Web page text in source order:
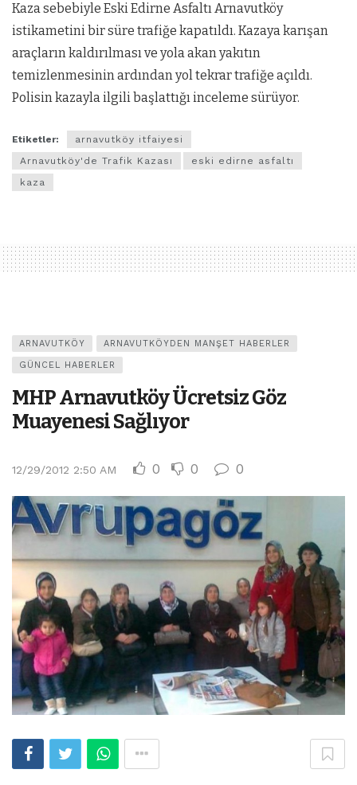
Kaza sebebiyle Eski Edirne Asfaltı Arnavutköy
istikametini bir süre trafiğe kapatıldı. Kazaya karışan
araçların kaldırılması ve yola akan yakıtın
temizlenmesinin ardından yol tekrar trafiğe açıldı.
Polisin kazayla ilgili başlattığı inceleme sürüyor.
Etiketler:
arnavutköy itfaiyesi
Arnavutköy'de Trafik Kazası
eski edirne asfaltı
kaza
ARNAVUTKÖY ARNAVUTKÖYDEN MANŞET HABERLER
GÜNCEL HABERLER
MHP Arnavutköy Ücretsiz Göz
Muayenesi Sağlıyor
12/29/2012 2:50 AM 0 0 0